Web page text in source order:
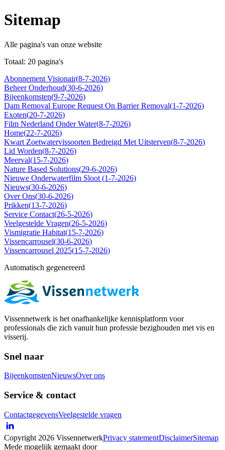
Sitemap
Alle pagina's van onze website
Totaal: 20 pagina's
Abonnement Visionair(8-7-2026)
Beheer Onderhoud(30-6-2026)
Bijeenkomsten(9-7-2026)
Dam Removal Europe Request On Barrier Removal(1-7-2026)
Exoten(20-7-2026)
Film Nederland Onder Water(8-7-2026)
Home(22-7-2026)
Kwart Zoetwatervissoorten Bedreigd Met Uitsterven(8-7-2026)
Lid Worden(8-7-2026)
Meerval(15-7-2026)
Nature Based Solutions(29-6-2026)
Nieuwe Onderwaterfilm Sloot (1-7-2026)
Nieuws(30-6-2026)
Over Ons(30-6-2026)
Prikken(13-7-2026)
Service Contact(26-5-2026)
Veelgestelde Vragen(26-5-2026)
Vismigratie Habitat(15-7-2026)
Vissencarrousel(30-6-2026)
Vissencarrousel 2025(15-7-2026)
Automatisch gegenereerd
Vissennetwerk is het onafhankelijke kennisplatform voor
professionals die zich vanuit hun professie bezighouden met vis en
visserij.
Snel naar
BijeenkomstenNieuwsOver ons
Service & contact
ContactgegevensVeelgestelde vragen
Copyright 2026 VissennetwerkPrivacy statementDisclaimerSitemap
Mede mogelijk gemaakt door